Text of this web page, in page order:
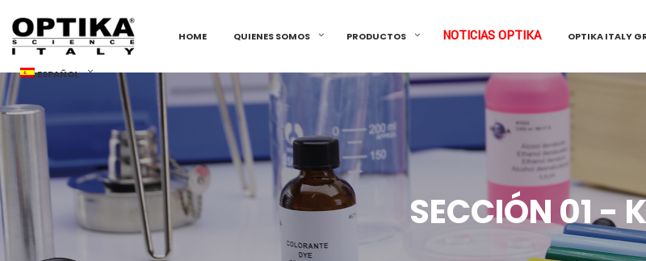
HOME QUIENES SOMOS PRODUCTOS NOTICIAS OPTIKA OPTIKA ITALY
ESPAÑOL
SECCIÓN 01 -